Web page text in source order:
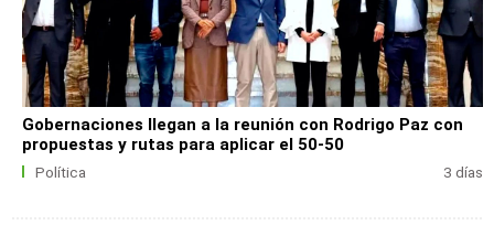
Gobernaciones llegan a la reunión con Rodrigo Paz con
propuestas y rutas para aplicar el 50-50
Política 3 días